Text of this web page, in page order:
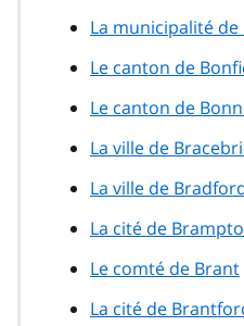
La municipalité
Le canton de
Le canton de
La ville de
La ville de
La cité de
Le comté de Brant
La cité de